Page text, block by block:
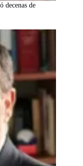
decenas de